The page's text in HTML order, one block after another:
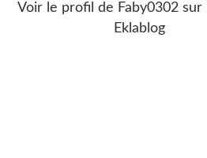
Voir le profil de Faby0302 sur
Eklablog